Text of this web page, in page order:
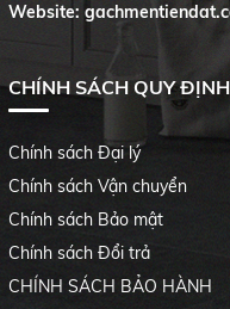
Website:
CHÍNH SÁCH QUY ĐỊNH
Chính sách Đại lý
Chính sách Vận chuyển
Chính sách Bảo mật
Chính sách Đổi trả
CHÍNH SÁCH BẢO HÀNH